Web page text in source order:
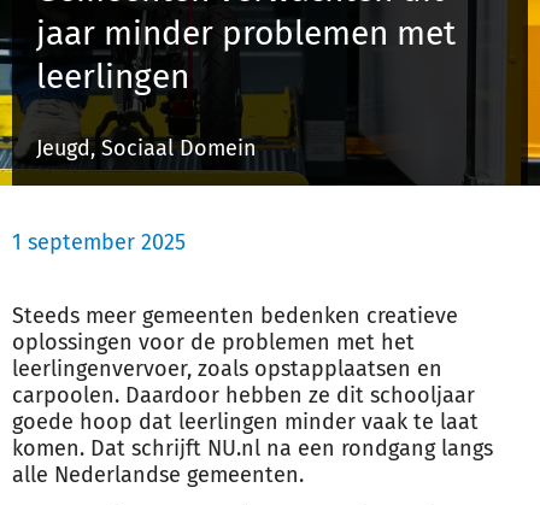
Registreren
jaar minder problemen met
leerlingen
Jeugd, Sociaal Domein
1 september 2025
Steeds meer gemeenten bedenken creatieve
oplossingen voor de problemen met het
leerlingenvervoer, zoals opstapplaatsen en
carpoolen. Daardoor hebben ze dit schooljaar
goede hoop dat leerlingen minder vaak te laat
komen. Dat schrijft NU.nl na een rondgang langs
alle Nederlandse gemeenten.